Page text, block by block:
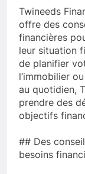
Twineeds
offre des
financières
leur situation
de planifier
l’immobilier
au quotidien,
prendre des
objectifs
## Des
besoins